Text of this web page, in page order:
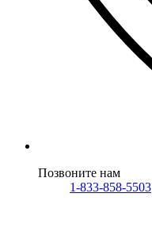
Позвоните нам
1-833-858-5503